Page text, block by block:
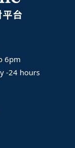
6pm
-24 hours